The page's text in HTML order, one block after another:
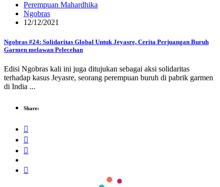
Perempuan Mahardhika
Ngobras
12/12/2021
Ngobras #24: Solidaritas Global Untuk Jeyasre, Cerita Perjuangan Buruh
Garmen melawan Pelecehan
Edisi Ngobras kali ini juga ditujukan sebagai aksi solidaritas
terhadap kasus Jeyasre, seorang perempuan buruh di pabrik garmen
di India ...
Share: